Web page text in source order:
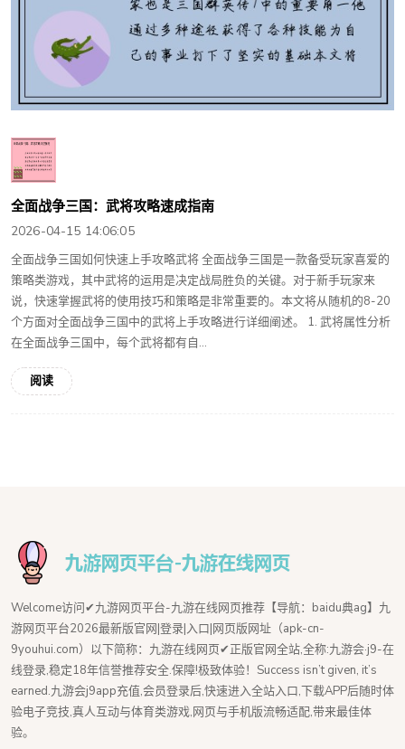
全面战争三国：武将攻略速成指南
2026-04-15 14:06:05
全面战争三国如何快速上手攻略武将 全面战争三国是一款备受玩家喜爱的
策略类游戏，其中武将的运用是决定战局胜负的关键。对于新手玩家来
说，快速掌握武将的使用技巧和策略是非常重要的。本文将从随机的8-20
个方面对全面战争三国中的武将上手攻略进行详细阐述。 1. 武将属性分析
在全面战争三国中，每个武将都有自...
阅读
Welcome访问✔九游网页平台-九游在线网页推荐【导航：baidu典ag】九
游网页平台2026最新版官网|登录|入口|网页版网址（apk-cn-
9youhui.com）以下简称：九游在线网页✔正版官网全站,全称:九游会·j9-在
线登录,稳定18年信誉推荐安全.保障!极致体验！Success isn’t given, it’s
earned.九游会j9app充值,会员登录后,快速进入全站入口,下载APP后随时体
验电子竞技,真人互动与体育类游戏,网页与手机版流畅适配,带来最佳体
验。